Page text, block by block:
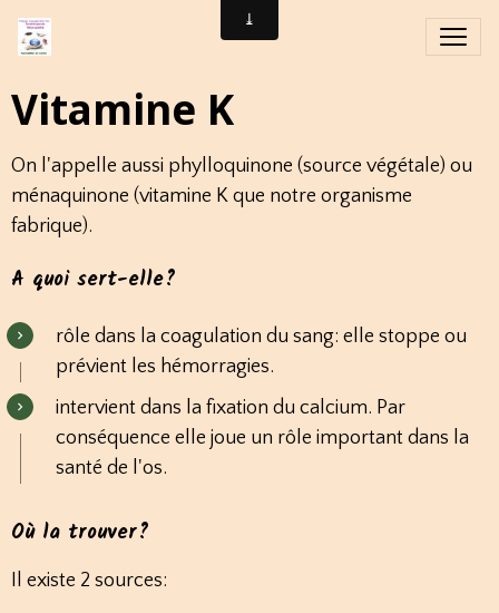
Vitamine K
On l'appelle aussi phylloquinone (source végétale) ou
ménaquinone (vitamine K que notre organisme
fabrique).
A quoi sert-elle?
rôle dans la coagulation du sang: elle stoppe ou
prévient les hémorragies.
intervient dans la fixation du calcium. Par
conséquence elle joue un rôle important dans la
santé de l'os.
Où la trouver?
Il existe 2 sources: